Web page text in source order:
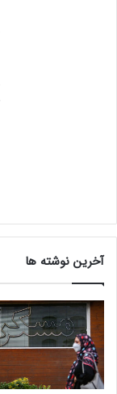
آخرین نوشته ها